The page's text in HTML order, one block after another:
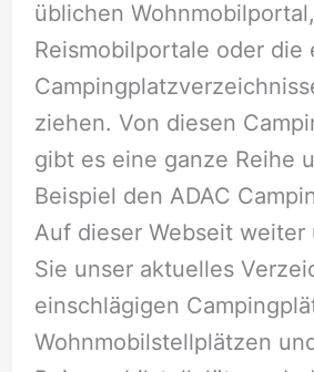
üblichen Wohnmobilportal,
Reismobilportale oder die
ziehen. Von diesen
gibt es eine ganze Reihe
Beispiel den ADAC
Auf dieser Webseit weiter
Sie unser aktuelles
einschlägigen
Wohnmobilstellplätzen